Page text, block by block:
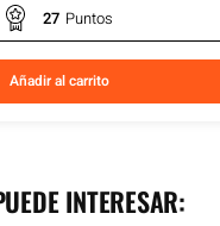
27 Puntos
Añadir al carrito
INTERESAR: